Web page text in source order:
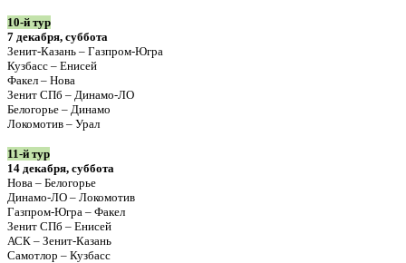
10-й тур
7 декабря, суббота
Зенит-Казань – Газпром-Югра
Кузбасс – Енисей
Факел – Нова
Зенит СПб – Динамо-ЛО
Белогорье – Динамо
Локомотив – Урал
11-й тур
14 декабря, суббота
Нова – Белогорье
Динамо-ЛО – Локомотив
Газпром-Югра – Факел
Зенит СПб – Енисей
АСК – Зенит-Казань
Самотлор – Кузбасс